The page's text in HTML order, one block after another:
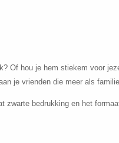
Of hou je hem stiekem voor
je vrienden die meer als
zwarte bedrukking en het